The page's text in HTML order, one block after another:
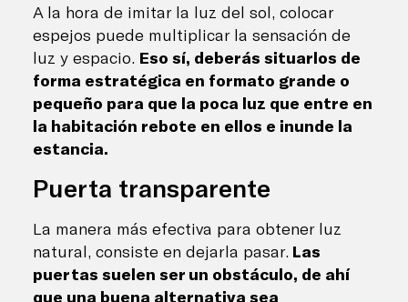
A la hora de imitar la luz del sol, colocar
espejos puede multiplicar la sensación de
luz y espacio. Eso sí, deberás situarlos de
forma estratégica en formato grande o
pequeño para que la poca luz que entre en
la habitación rebote en ellos e inunde la
estancia.
Puerta transparente
La manera más efectiva para obtener luz
natural, consiste en dejarla pasar. Las
puertas suelen ser un obstáculo, de ahí
que una buena alternativa sea